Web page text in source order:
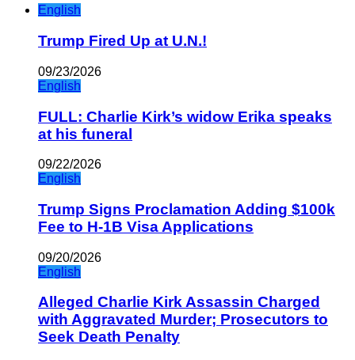
English
Trump Fired Up at U.N.!
09/23/2026
English
FULL: Charlie Kirk’s widow Erika speaks
at his funeral
09/22/2026
English
Trump Signs Proclamation Adding $100k
Fee to H-1B Visa Applications
09/20/2026
English
Alleged Charlie Kirk Assassin Charged
with Aggravated Murder; Prosecutors to
Seek Death Penalty